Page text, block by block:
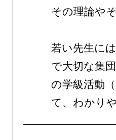
その理論や
若い先生に
で大切な集
の学級活動
て、わかり